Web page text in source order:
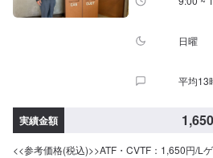
日曜
平均13
実績金額 1,650
<<参考価格(税込)>>ATF・CVTF：1,650円/L